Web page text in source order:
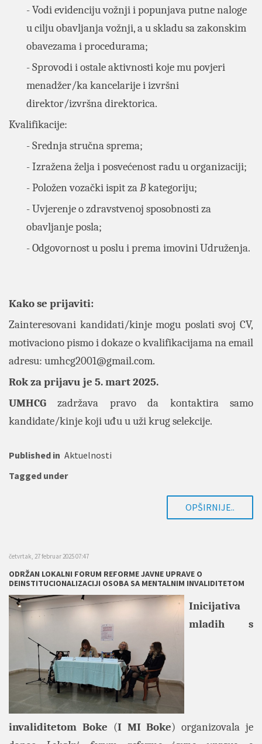
- Vodi evidenciju vožnji i popunjava putne naloge
u cilju obavljanja vožnji, a u skladu sa zakonskim
obavezama i procedurama;
- Sprovodi i ostale aktivnosti koje mu povjeri
menadžer/ka kancelarije i izvršni
direktor/izvršna direktorica.
Kvalifikacije:
- Srednja stručna sprema;
- Izražena želja i posvećenost radu u organizaciji;
- Položen vozački ispit zaBkategoriju;
- Uvjerenje o zdravstvenoj sposobnosti za
obavljanje posla;
- Odgovornost u poslu i prema imovini Udruženja.
Kako se prijaviti:
Zainteresovani kandidati/kinje mogu poslati svoj CV,
motivaciono pismo i dokaze o kvalifikacijama na email
adresu: umhcg2001@gmail.com.
Rok za prijavu je 5. mart 2025.
UMHCGzadržava pravo da kontaktira samo
kandidate/kinje koji uđu u uži krug selekcije.
Published in Aktuelnosti
Tagged under
OPŠIRNIJE..
četvrtak, 27 februar 2025 07:47
ODRŽAN LOKALNI FORUM REFORME JAVNE UPRAVE O
DEINSTITUCIONALIZACIJI OSOBA SA MENTALNIM INVALIDITETOM
Inicijativa
mladih s
invaliditetom Boke (I MI Boke) organizovala je